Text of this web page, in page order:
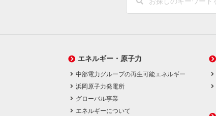
エネルギー・原子力
中部電力グループの再生可能エネルギー
浜岡原子力発電所
グローバル事業
エネルギーについて